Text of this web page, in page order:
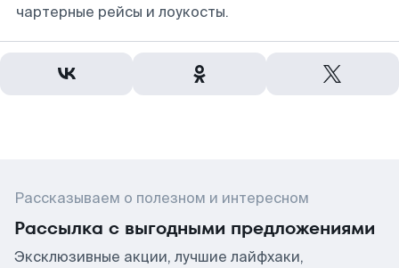
чартерные рейсы и лоукосты.
Рассказываем о полезном и интересном
Рассылка с выгодными предложениями
Эксклюзивные акции, лучшие лайфхаки,